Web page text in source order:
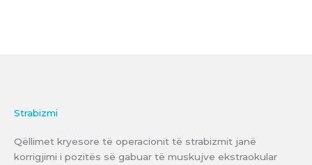
Strabizmi
Qëllimet kryesore të operacionit të strabizmit janë
korrigjimi i pozitës së gabuar të muskujve ekstraokular